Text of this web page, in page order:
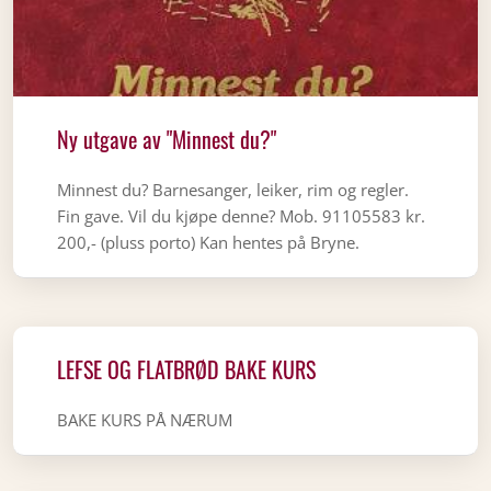
Ny utgave av "Minnest du?"
Minnest du? Barnesanger, leiker, rim og regler.
Fin gave. Vil du kjøpe denne? Mob. 91105583 kr.
200,- (pluss porto) Kan hentes på Bryne.
LEFSE OG FLATBRØD BAKE KURS
BAKE KURS PÅ NÆRUM